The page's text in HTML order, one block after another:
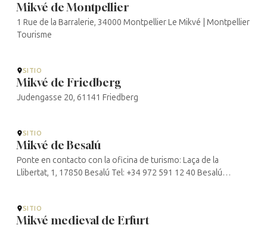
Mikvé de Montpellier
1 Rue de la Barralerie, 34000 Montpellier Le Mikvé | Montpellier
Tourisme
SITIO
Mikvé de Friedberg
Judengasse 20, 61141 Friedberg
SITIO
Mikvé de Besalú
Ponte en contacto con la oficina de turismo: Laça de la
Llibertat, 1, 17850 Besalú Tel: +34 972 591 12 40 Besalú
SITIO
Mikvé medieval de Erfurt